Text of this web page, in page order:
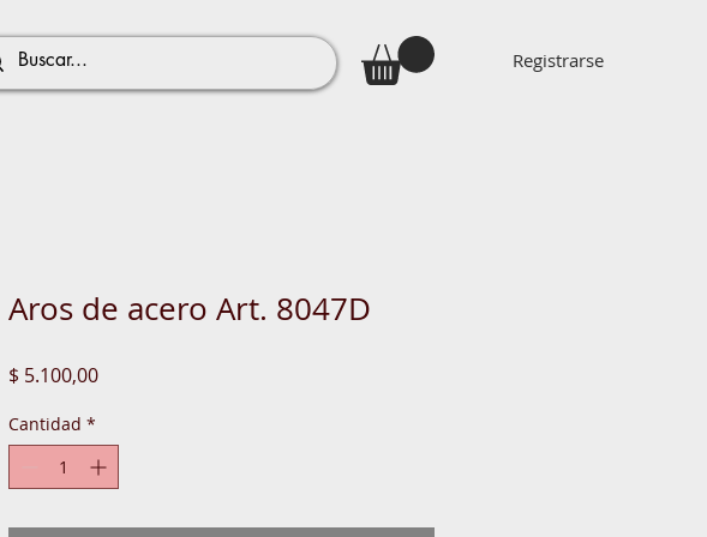
Registrarse
Aros de acero Art. 8047D
$ 5.100,00Precio
Cantidad *